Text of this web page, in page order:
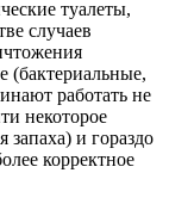
туалеты,
случаев
(бактериальные,
работать не
некоторое
запаха) и гораздо
корректное